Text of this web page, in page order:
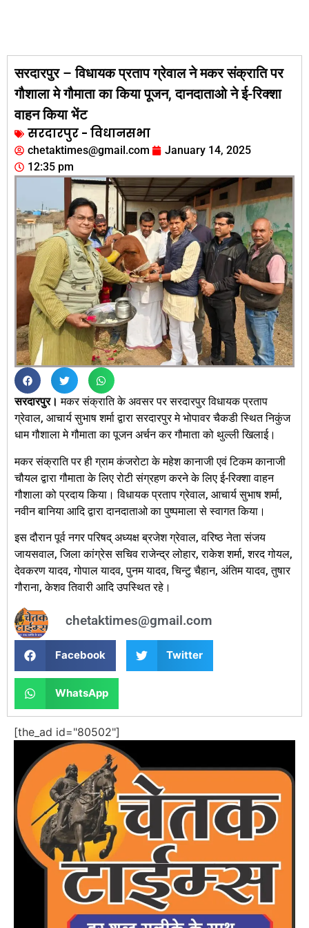
सरदारपुर – विधायक प्रताप ग्रेवाल ने मकर संक्राति पर
गौशाला मे गौमाता का किया पूजन, दानदाताओ ने ई-रिक्शा
वाहन किया भेंट
सरदारपुर - विधानसभा
chetaktimes@gmail.com
January 14, 2025
12:35 pm
सरदारपुर।मकर संक्राति के अवसर पर सरदारपुर विधायक प्रताप
ग्रेवाल, आचार्य सुभाष शर्मा द्वारा सरदारपुर मे भोपावर चैकडी स्थित निकुंज
धाम गौशाला मे गौमाता का पूजन अर्चन कर गौमाता को थुल्ली खिलाई।
मकर संक्राति पर ही ग्राम कंजरोटा के महेश कानाजी एवं टिकम कानाजी
चौयल द्वारा गौमाता के लिए रोटी संग्रहण करने के लिए ई-रिक्शा वाहन
गौशाला को प्रदाय किया। विधायक प्रताप ग्रेवाल, आचार्य सुभाष शर्मा,
नवीन बानिया आदि द्वारा दानदाताओ का पुष्पमाला से स्वागत किया।
इस दौरान पूर्व नगर परिषद् अध्यक्ष ब्रजेश ग्रेवाल, वरिष्ठ नेता संजय
जायसवाल, जिला कांग्रेस सचिव राजेन्द्र लोहार, राकेश शर्मा, शरद गोयल,
देवकरण यादव, गोपाल यादव, पुनम यादव, चिन्टु चैहान, अंतिम यादव, तुषार
गौराना, केशव तिवारी आदि उपस्थित रहे।
chetaktimes@gmail.com
Facebook Twitter
WhatsApp
[the_ad id="80502"]